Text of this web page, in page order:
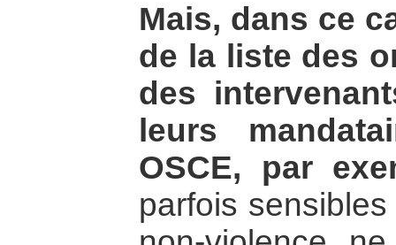
Mais, dans ce
de la liste des
des
leurs
OSCE, par
parfois